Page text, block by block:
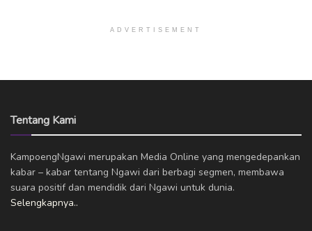
ADVERTISEMENT
Tentang Kami
KampoengNgawi merupakan Media Online yang mengedepankan
kabar – kabar tentang Ngawi dari berbagi segmen, membawa
suara positif dan mendidik dari Ngawi untuk dunia.
Selengkapnya..